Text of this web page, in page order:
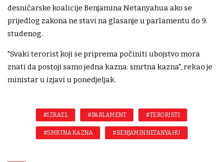
desničarske koalicije Benjamina Netanyahua ako se
prijedlog zakona ne stavi na glasanje u parlamentu do 9.
studenog.
"Svaki terorist koji se priprema počiniti ubojstvo mora
znati da postoji samo jedna kazna: smrtna kazna", rekao je
ministar u izjavi u ponedjeljak.
#IZRAEL #PARLAMENT #TERORISTI
#SMRTNA KAZNA #BENJAMIN NETANYAHU